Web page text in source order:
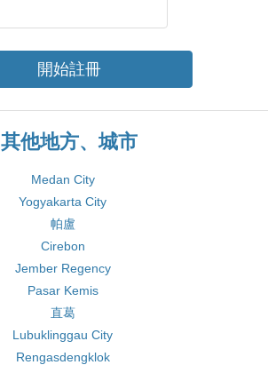
開始註冊
其他地方、城市
Medan City
Yogyakarta City
帕盧
Cirebon
Jember Regency
Pasar Kemis
直葛
Lubuklinggau City
Rengasdengklok